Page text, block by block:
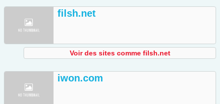
filsh.net
Voir des sites comme filsh.net
iwon.com